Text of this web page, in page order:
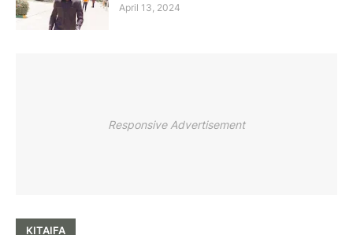
April 13, 2024
Responsive Advertisement
KITAIFA